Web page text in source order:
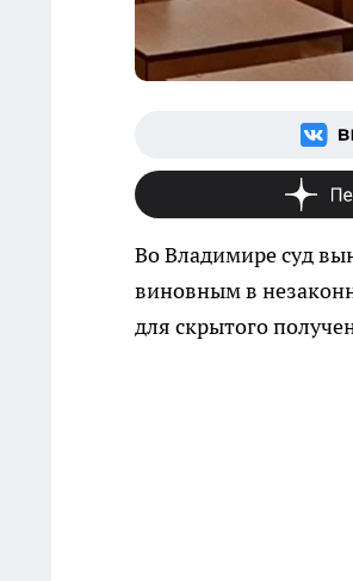
Во Владимире суд
виновным в
для скрытого